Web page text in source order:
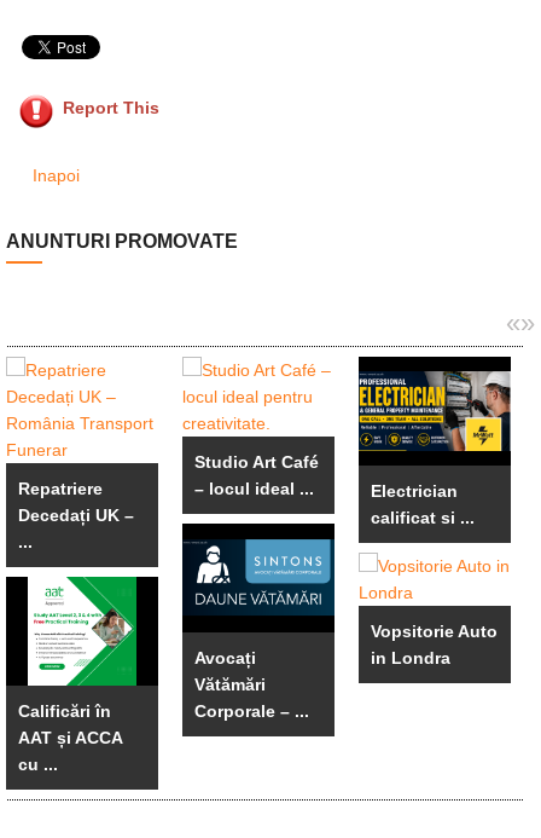
Report This
Inapoi
ANUNTURI PROMOVATE
«»
Repatriere
Decedați UK –
...
Calificări în
AAT și ACCA
cu ...
Studio Art Café
– locul ideal ...
Avocați
Vătămări
Corporale – ...
Electrician
calificat si ...
Vopsitorie Auto
in Londra